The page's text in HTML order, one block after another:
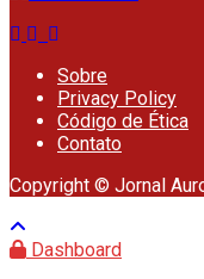
Sobre
Privacy Policy
Código de Ética
Contato
Copyright © Jornal
Dashboard